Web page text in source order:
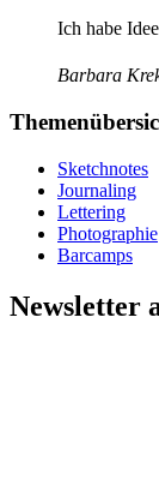
Ich habe
Barbara
Sketchnotes
Journaling
Lettering
Photographie
Barcamps
Newsletter